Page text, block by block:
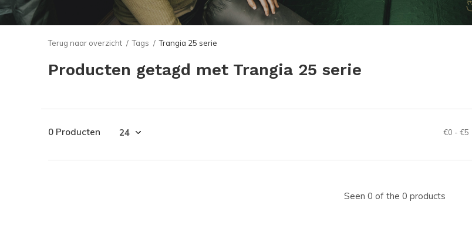
Terug naar overzicht Tags Trangia 25 serie
Producten getagd met Trangia 25 serie
0 Producten €0 - €5
Seen 0 of the 0 products